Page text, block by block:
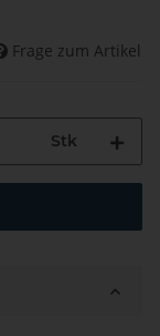
Frage zum Artikel
Stk